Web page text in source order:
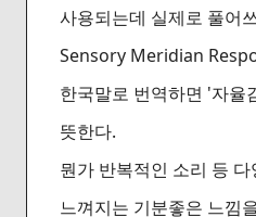
사용되는데 실제로 풀어
Sensory Meridian
한국말로 번역하면 '자율
뜻한다.
뭔가 반복적인 소리 등
느껴지는 기분좋은 느낌